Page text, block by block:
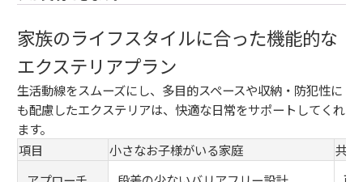
家族のライフスタイルに合った機能的な
エクステリアプラン
生活動線をスムーズにし、多目的スペースや収納・防犯性に
も配慮したエクステリアは、快適な日常をサポートしてくれ
ます。
項目
小さなお子様がいる家庭
共